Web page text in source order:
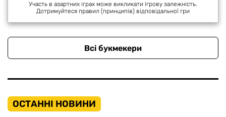
Участь в азартних іграх може викликати ігрову залежність.
Дотримуйтеся правил (принципів) відповідальної гри
Всі букмекери
ОСТАННІ НОВИНИ